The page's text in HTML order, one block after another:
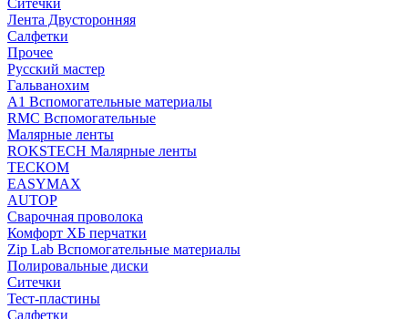
Ситечки
Лента Двусторонняя
Салфетки
Прочее
Русский мастер
Гальванохим
А1 Вспомогательные материалы
RMC Вспомогательные
Малярные ленты
ROKSTECH Малярные ленты
ТЕСКОМ
EASYMAX
AUTOP
Сварочная проволока
Комфорт ХБ перчатки
Zip Lab Вспомогательные материалы
Полировальные диски
Ситечки
Тест-пластины
Салфетки